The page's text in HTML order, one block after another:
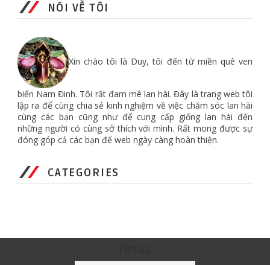
NÓI VỀ TÔI
Xin chào tôi là Duy, tôi đến từ miền quê ven
biển Nam Đinh. Tôi rất đam mê lan hài. Đây là trang web tôi
lập ra để cùng chia sẻ kinh nghiệm về việc chăm sóc lan hài
cùng các bạn cũng như để cung cấp giống lan hài đến
những người có cùng sở thích với mình. Rất mong được sự
đóng góp cả các bạn để web ngày càng hoàn thiện.
CATEGORIES